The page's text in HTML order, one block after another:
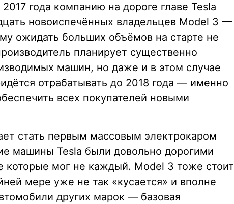
года компанию на дороге главе Tesla
новоиспечённых владельцев Model 3 —
ожидать больших объёмов на старте не
планирует существенно
машин, но даже и в этом случае
отрабатывать до 2018 года — именно
всех покупателей новыми
стать первым массовым электрокаром
машины Tesla были довольно дорогими
которые мог не каждый. Model 3 тоже стоит
мере уже не так «кусается» и вполне
других марок — базовая